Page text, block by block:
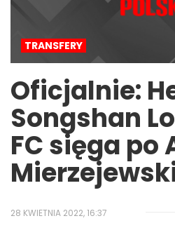
TRANSFERY
Oficjalnie:
Songshan
FC sięga po
28 KWIETNIA 2022, 16:37